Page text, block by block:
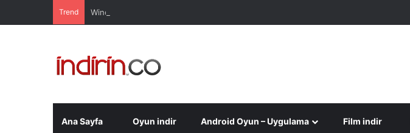
Trend Windows 10 Pro indir – Türkçe – Güncel 2025
Ana Sayfa Oyun indir Android Oyun – Uygulama Film indir